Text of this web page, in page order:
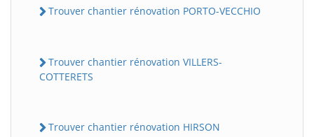
Trouver chantier rénovation PORTO-VECCHIO
Trouver chantier rénovation VILLERS-
COTTERETS
Trouver chantier rénovation HIRSON